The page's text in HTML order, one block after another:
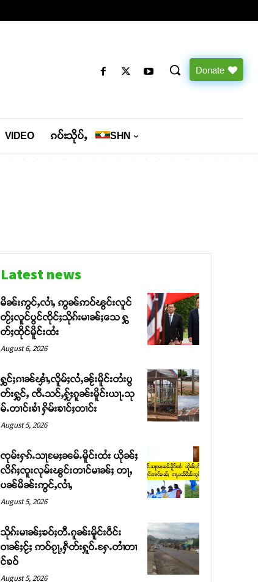
Donate
VIDEO ၵပ်းသိုပ်ႇ SHN
Latest news
မိၼ်းဢွင်ႇလၢႆႇ ဢွၼ်ဢဝ်ၽွင်းလူင်
တႂ်ႈလူင်ပွင်ၸိုင်ႈသိုၵ်းမၢၼ်ႈသေ ႁွ
တ်ႈထိုင်မိူင်းထႆး
August 6, 2026
ႁွင်ႈၵၢၼ်ၾၢႆႇလိူမ်ႈလႆႇၼႂ်းမိူင်းတႆးပွ
တ်းႁွင်ႇ ၸီႉသင်ႇႁႂ်ႈၵူၼ်းမိူင်းယႃႉသု
မ်ႉတၢင်းၶၢႆ ႁိမ်းၶၢင်ႈတၢင်း
August 5, 2026
ၸုမ်းႁၵ်ႉသႃမႄႈၼမ်ႉမိူင်းထႆး ယိုၼ်ႈ
လိၵ်ႈၸူးလုမ်းၽွင်းတၢင်မၢၼ်ႈ တႃႇ
ပၼ်မိၼ်းဢွင်ႇလၢႆႇ
August 5, 2026
သိုၵ်းမၢၼ်ႈၶဝ်ႈတီႉၵူၼ်းမိူင်းဝဵင်း
ဝၢၼ်ႈငႂ်ႈ ဢဝ်ၵႂႃႇႁဵတ်းႁူဝ်ႉႁႄႉတၢႆတၢ
င်ၶဝ်
August 5, 2026